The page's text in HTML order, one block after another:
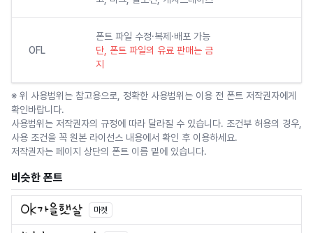
OFL
폰트 파일 수정·복제·배포 가능
단, 폰트 파일의 유료 판매는 금
지
※ 위 사용범위는 참고용으로, 정확한 사용범위는 이용 전 폰트 저작권자에게
확인바랍니다.
사용범위는 저작권자의 규정에 따라 달라질 수 있습니다. 조건부 허용의 경우,
사용 조건을 꼭 원본 라이선스 내용에서 확인 후 이용하세요.
저작권자는 페이지 상단의 폰트 이름 밑에 있습니다.
비슷한 폰트
마켓